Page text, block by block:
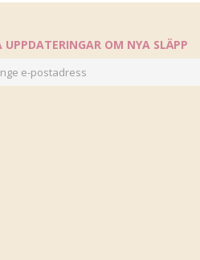
UPPDATERINGAR OM NYA SLÄPP